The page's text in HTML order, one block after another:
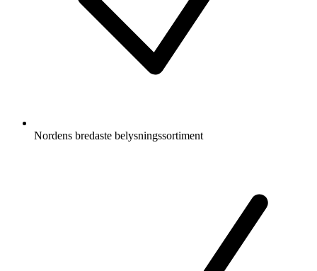
Nordens bredaste belysningssortiment